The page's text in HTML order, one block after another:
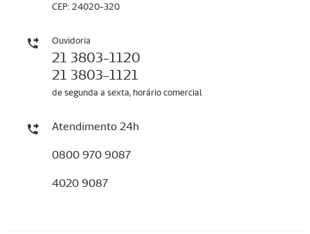
CEP: 24020-320
Ouvidoria
21 3803-1120
21 3803-1121
de segunda a sexta, horário comercial
Atendimento 24h
0800 970 9087
4020 9087